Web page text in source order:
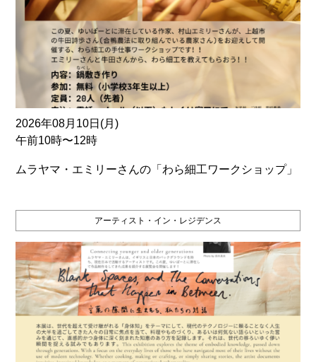
2026年08月10日(月)
午前10時〜12時
ムラヤマ・エミリーさんの「わら細工ワークショップ」
アーティスト・イン・レジデンス